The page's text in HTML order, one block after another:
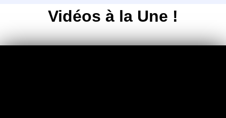
Vidéos à la Une !